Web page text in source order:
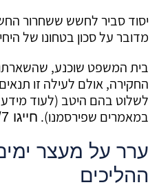
יסוד סביר לחשש ששחרור
מדובר על סכון בטחונו של
בית המשפט שוכנע,
החקירה, אולם לעילה זו
לשלוט בהם היטב (לעוד מידע
במאמרים שפירסמנו). חייגו 24/7
ערר על מעצר
ההליכים